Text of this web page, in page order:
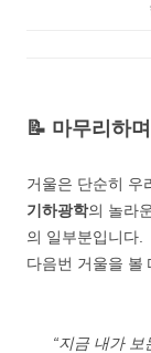
📝 마무리하며
거울은 단순히 우
기하광학의 놀라
의 일부분입니다.
다음번 거울을 볼
“지금 내가